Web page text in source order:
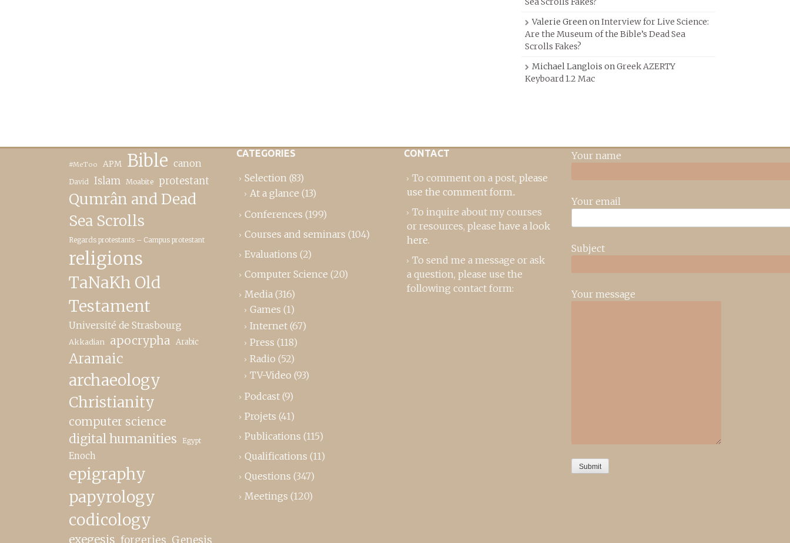
Valerie GreenonInterview for Live Science:
Are the Museum of the Bible’s Dead Sea
Scrolls Fakes?
Michael Langlois onGreek AZERTY
Keyboard 1.2 Mac
#MeToo APM Bible canon
David Islam Moabite protestant
Qumrân and Dead
Sea Scrolls
Regards protestants – Campus protestant
religions
TaNaKh Old
Testament
Université de Strasbourg
Akkadian apocrypha Arabic
Aramaic
archaeology
Christianity
computer science
digital humanities Egypt
Enoch
epigraphy
papyrology
codicology
exegesis forgeries Genesis
CATEGORIES
Selection (83)
At a glance (13)
Conferences (199)
Courses and seminars (104)
Evaluations (2)
Computer Science (20)
Media (316)
Games (1)
Internet (67)
Press (118)
Radio (52)
TV-Video (93)
Podcast (9)
Projets (41)
Publications (115)
Qualifications (11)
Questions (347)
Meetings (120)
CONTACT
To comment on a post, please
use the comment form..
To inquire about my courses
or resources, please have a look
here.
To send me a message or ask
a question, please use the
following contact form:
Your name
Your email
Subject
Your message